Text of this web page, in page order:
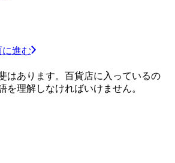
に進む
はあります。百貨店に入っているの
を理解しなければいけません。